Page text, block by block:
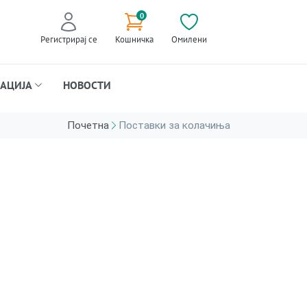
Регистрирај се
0
Кошничка Омилени
НОВОСТИ
Почетна Поставки за колачиња